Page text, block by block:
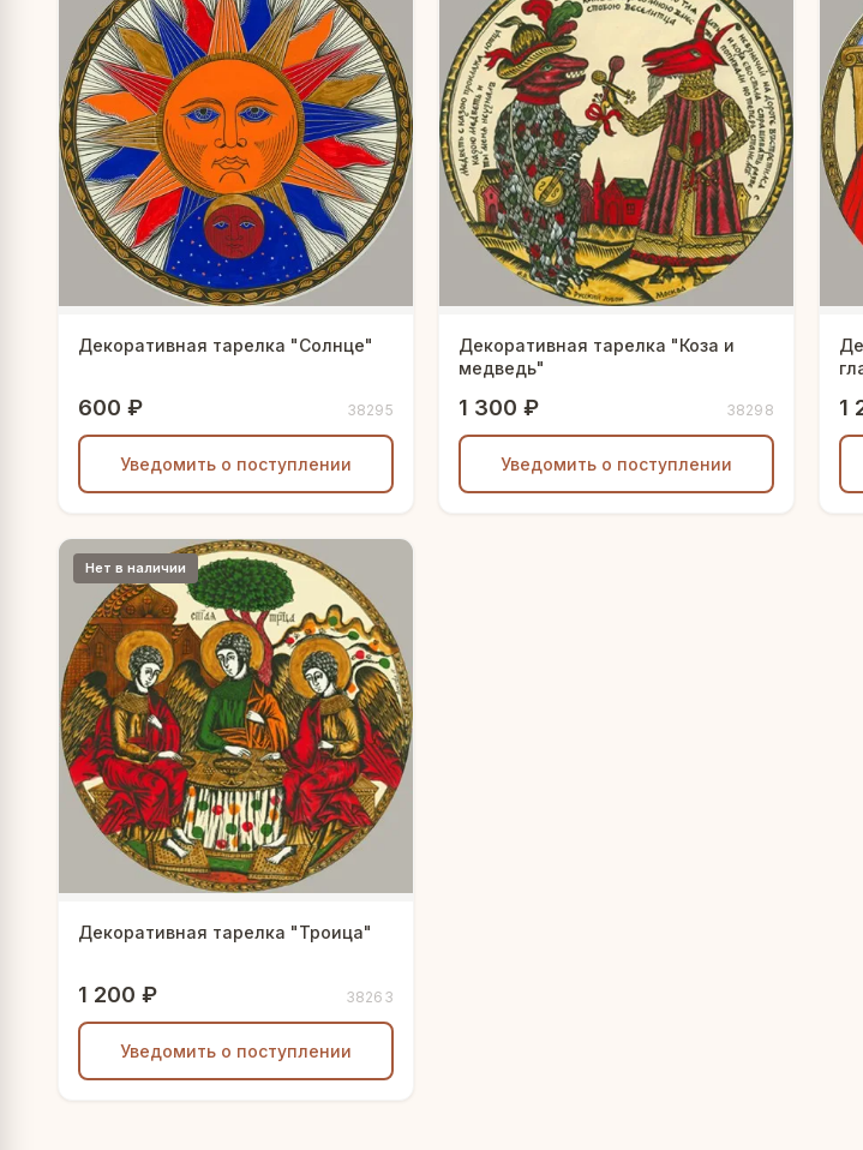
Декоративная тарелка "Солнце"
600 ₽ 38295
Уведомить о поступлении
Декоративная тарелка "Коза и
медведь"
1 300 ₽ 38298
Уведомить о поступлении
1
Нет в наличии
Декоративная тарелка "Троица"
1 200 ₽ 38263
Уведомить о поступлении